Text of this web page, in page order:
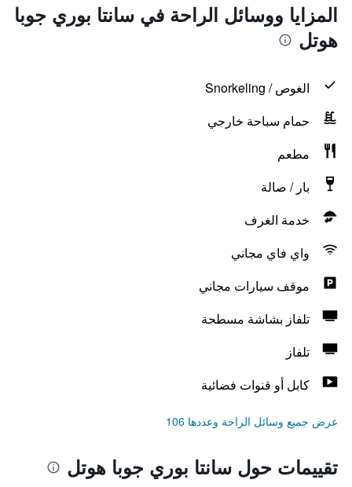
المزايا ووسائل الراحة في سانتا بوري جوبا
هوتل
الغوص / Snorkeling
حمام سباحة خارجي
مطعم
بار / صالة
خدمة الغرف
واي فاي مجاني
موقف سيارات مجاني
تلفاز بشاشة مسطحة
تلفاز
كابل أو قنوات فضائية
عرض جميع وسائل الراحة وعددها 106
تقييمات حول سانتا بوري جوبا هوتل